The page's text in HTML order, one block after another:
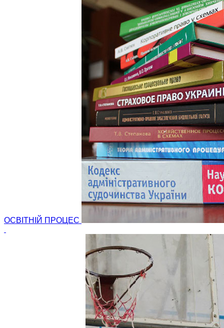
ОСВІТНІЙ ПРОЦЕС